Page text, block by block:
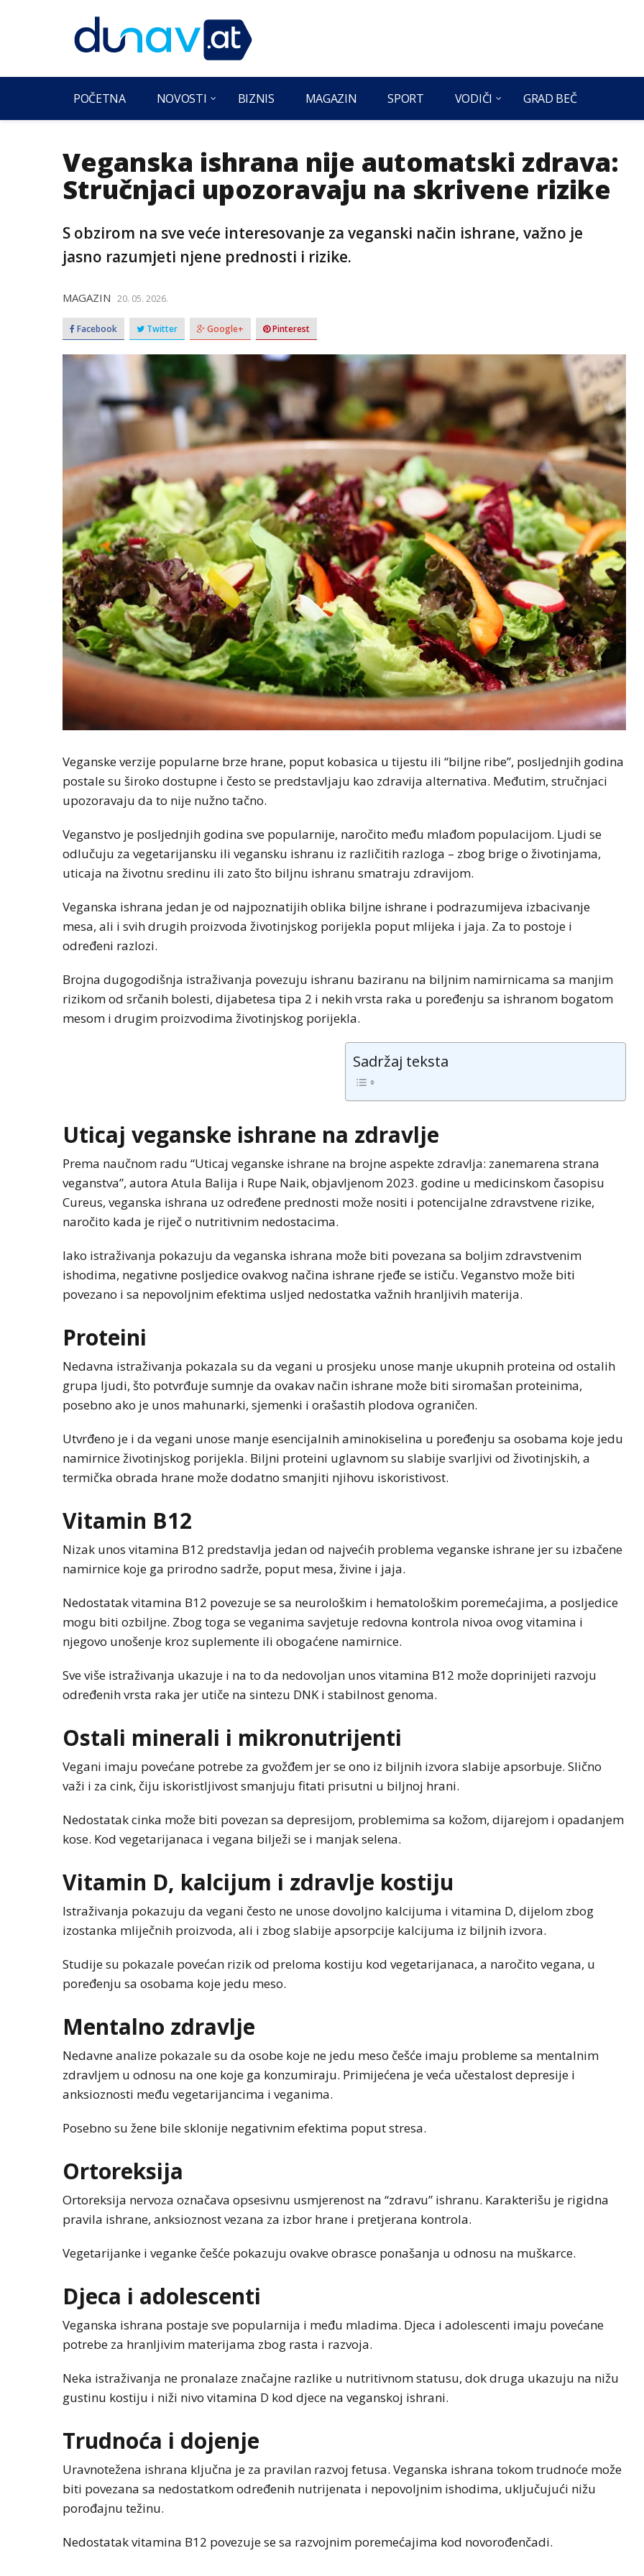
POČETNA NOVOSTI BIZNIS MAGAZIN SPORT VODIČI GRAD BEČ
Veganska ishrana nije automatski zdrava:
Stručnjaci upozoravaju na skrivene rizike
S obzirom na sve veće interesovanje za veganski način ishrane, važno je
jasno razumjeti njene prednosti i rizike.
MAGAZIN 20. 05. 2026.
Facebook Twitter Google+ Pinterest
Veganske verzije popularne brze hrane, poput kobasica u tijestu ili “biljne ribe”, posljednjih godina
postale su široko dostupne i često se predstavljaju kao zdravija alternativa. Međutim, stručnjaci
upozoravaju da to nije nužno tačno.
Veganstvo je posljednjih godina sve popularnije, naročito među mlađom populacijom. Ljudi se
odlučuju za vegetarijansku ili vegansku ishranu iz različitih razloga – zbog brige o životinjama,
uticaja na životnu sredinu ili zato što biljnu ishranu smatraju zdravijom.
Veganska ishrana jedan je od najpoznatijih oblika biljne ishrane i podrazumijeva izbacivanje
mesa, ali i svih drugih proizvoda životinjskog porijekla poput mlijeka i jaja. Za to postoje i
određeni razlozi.
Brojna dugogodišnja istraživanja povezuju ishranu baziranu na biljnim namirnicama sa manjim
rizikom od srčanih bolesti, dijabetesa tipa 2 i nekih vrsta raka u poređenju sa ishranom bogatom
mesom i drugim proizvodima životinjskog porijekla.
Sadržaj teksta
Uticaj veganske ishrane na zdravlje
Prema naučnom radu “Uticaj veganske ishrane na brojne aspekte zdravlja: zanemarena strana
veganstva”, autora Atula Balija i Rupe Naik, objavljenom 2023. godine u medicinskom časopisu
Cureus, veganska ishrana uz određene prednosti može nositi i potencijalne zdravstvene rizike,
naročito kada je riječ o nutritivnim nedostacima.
Iako istraživanja pokazuju da veganska ishrana može biti povezana sa boljim zdravstvenim
ishodima, negativne posljedice ovakvog načina ishrane rjeđe se ističu. Veganstvo može biti
povezano i sa nepovoljnim efektima usljed nedostatka važnih hranljivih materija.
Proteini
Nedavna istraživanja pokazala su da vegani u prosjeku unose manje ukupnih proteina od ostalih
grupa ljudi, što potvrđuje sumnje da ovakav način ishrane može biti siromašan proteinima,
posebno ako je unos mahunarki, sjemenki i orašastih plodova ograničen.
Utvrđeno je i da vegani unose manje esencijalnih aminokiselina u poređenju sa osobama koje jedu
namirnice životinjskog porijekla. Biljni proteini uglavnom su slabije svarljivi od životinjskih, a
termička obrada hrane može dodatno smanjiti njihovu iskoristivost.
Vitamin B12
Nizak unos vitamina B12 predstavlja jedan od najvećih problema veganske ishrane jer su izbačene
namirnice koje ga prirodno sadrže, poput mesa, živine i jaja.
Nedostatak vitamina B12 povezuje se sa neurološkim i hematološkim poremećajima, a posljedice
mogu biti ozbiljne. Zbog toga se veganima savjetuje redovna kontrola nivoa ovog vitamina i
njegovo unošenje kroz suplemente ili obogaćene namirnice.
Sve više istraživanja ukazuje i na to da nedovoljan unos vitamina B12 može doprinijeti razvoju
određenih vrsta raka jer utiče na sintezu DNK i stabilnost genoma.
Ostali minerali i mikronutrijenti
Vegani imaju povećane potrebe za gvožđem jer se ono iz biljnih izvora slabije apsorbuje. Slično
važi i za cink, čiju iskoristljivost smanjuju fitati prisutni u biljnoj hrani.
Nedostatak cinka može biti povezan sa depresijom, problemima sa kožom, dijarejom i opadanjem
kose. Kod vegetarijanaca i vegana bilježi se i manjak selena.
Vitamin D, kalcijum i zdravlje kostiju
Istraživanja pokazuju da vegani često ne unose dovoljno kalcijuma i vitamina D, dijelom zbog
izostanka mliječnih proizvoda, ali i zbog slabije apsorpcije kalcijuma iz biljnih izvora.
Studije su pokazale povećan rizik od preloma kostiju kod vegetarijanaca, a naročito vegana, u
poređenju sa osobama koje jedu meso.
Mentalno zdravlje
Nedavne analize pokazale su da osobe koje ne jedu meso češće imaju probleme sa mentalnim
zdravljem u odnosu na one koje ga konzumiraju. Primijećena je veća učestalost depresije i
anksioznosti među vegetarijancima i veganima.
Posebno su žene bile sklonije negativnim efektima poput stresa.
Ortoreksija
Ortoreksija nervoza označava opsesivnu usmjerenost na “zdravu” ishranu. Karakterišu je rigidna
pravila ishrane, anksioznost vezana za izbor hrane i pretjerana kontrola.
Vegetarijanke i veganke češće pokazuju ovakve obrasce ponašanja u odnosu na muškarce.
Djeca i adolescenti
Veganska ishrana postaje sve popularnija i među mladima. Djeca i adolescenti imaju povećane
potrebe za hranljivim materijama zbog rasta i razvoja.
Neka istraživanja ne pronalaze značajne razlike u nutritivnom statusu, dok druga ukazuju na nižu
gustinu kostiju i niži nivo vitamina D kod djece na veganskoj ishrani.
Trudnoća i dojenje
Uravnotežena ishrana ključna je za pravilan razvoj fetusa. Veganska ishrana tokom trudnoće može
biti povezana sa nedostatkom određenih nutrijenata i nepovoljnim ishodima, uključujući nižu
porođajnu težinu.
Nedostatak vitamina B12 povezuje se sa razvojnim poremećajima kod novorođenčadi.
AUSTRIJA
Jake grmljavine prijete
dijelovima Austrije
Postajemo li zbog toga
gluplji?